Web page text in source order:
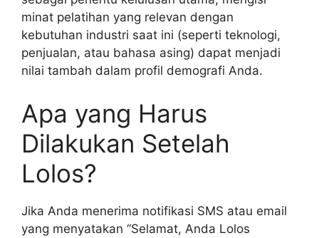
minat pelatihan yang relevan dengan
kebutuhan industri saat ini (seperti teknologi,
penjualan, atau bahasa asing) dapat menjadi
nilai tambah dalam profil demografi Anda.
Apa yang Harus
Dilakukan Setelah
Lolos?
Jika Anda menerima notifikasi SMS atau email
yang menyatakan “Selamat, Anda Lolos